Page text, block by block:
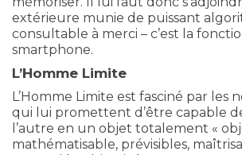
extérieure munie de puissant
consultable à merci – c’est la
smartphone.
L’Homme Limite
L’Homme Limite est fasciné par les
qui lui promettent d’être capable
l’autre en un objet totalement «
mathématisable, prévisibles,